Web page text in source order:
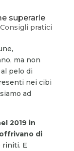
superarle
Consigli pratici
ma non
pelo di
nei cibi
ad
2019 in
di
riniti. E